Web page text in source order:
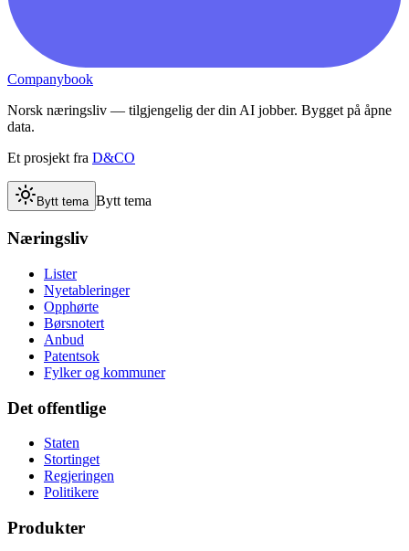
Companybook
Norsk næringsliv — tilgjengelig der din AI jobber. Bygget på åpne
data.
Et prosjekt fra D&CO
Bytt tema Bytt tema
Næringsliv
Lister
Nyetableringer
Opphørte
Børsnotert
Anbud
Patentsok
Fylker og kommuner
Det offentlige
Staten
Stortinget
Regjeringen
Politikere
Produkter